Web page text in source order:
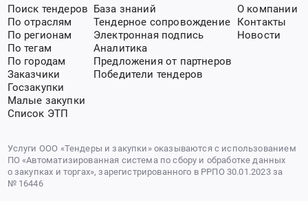
Поиск тендеров
По отраслям
По регионам
По тегам
По городам
Заказчики
Госзакупки
Малые закупки
Список ЭТП
База знаний
Тендерное сопровождение
Электронная подпись
Аналитика
Предложения от партнеров
Победители тендеров
О компании
Контакты
Новости
Услуги ООО «Тендеры и закупки» оказываются с использованием
ПО «Автоматизированная система по сбору и обработке данных
о закупках и торгах», зарегистрированного в РРПО 30.01.2023 за
№ 16446